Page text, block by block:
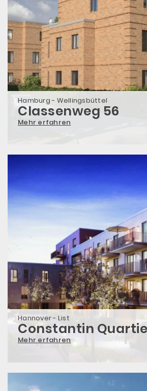
Hamburg - Wellingsbüttel
Classenweg 56
Mehr erfahren
Hannover - List
Constantin
Mehr erfahren